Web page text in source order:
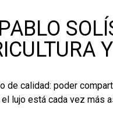
de calidad: poder
lujo está cada vez más